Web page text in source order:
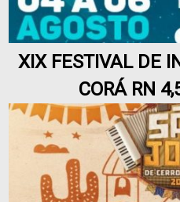
XIX FESTIVAL DE
CORÁ RN